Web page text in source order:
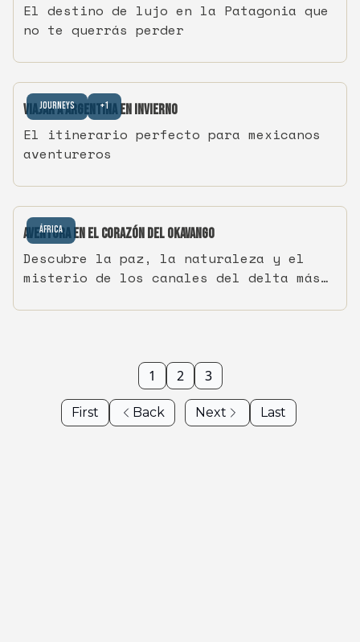
El destino de lujo en la Patagonia que
no te querrás perder
Journeys +1
Viajar a Argentina en Invierno
El itinerario perfecto para mexicanos
aventureros
África
Aventura en el Corazón del Okavango
Descubre la paz, la naturaleza y el
misterio de los canales del delta más
First Back
1 2 3
Next Last